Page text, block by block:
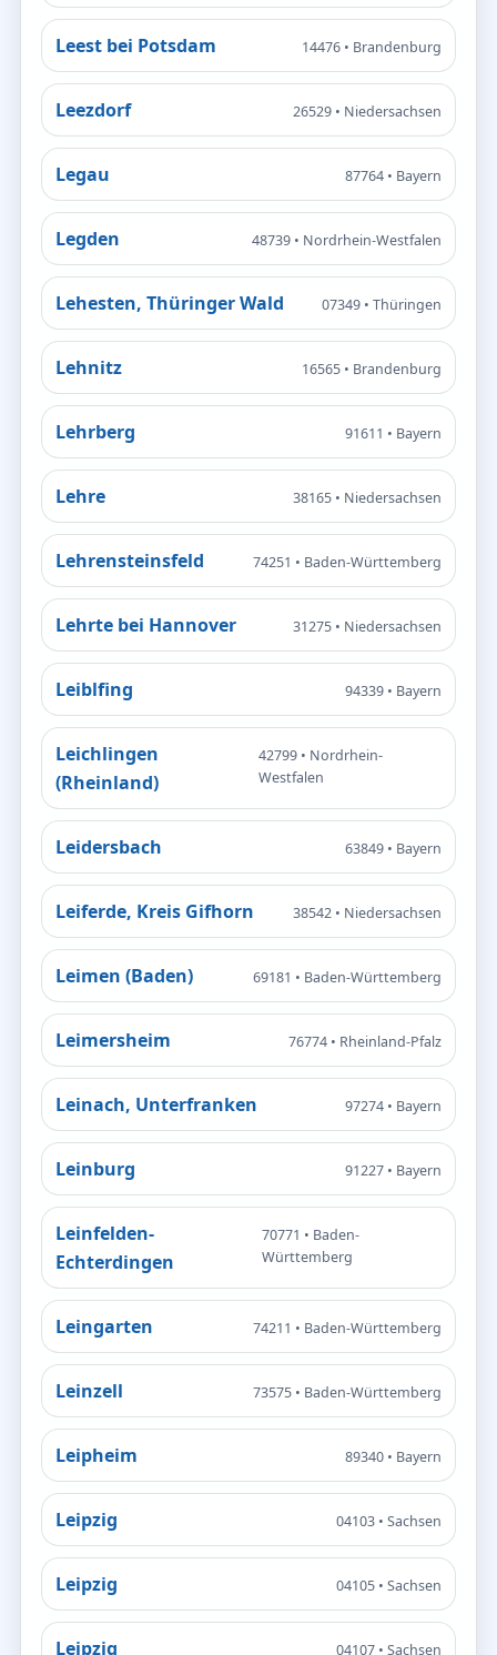
Leest bei Potsdam 14476 • Brandenburg
Leezdorf 26529 • Niedersachsen
Legau 87764 • Bayern
Legden 48739 • Nordrhein-Westfalen
Lehesten, Thüringer Wald 07349 • Thüringen
Lehnitz 16565 • Brandenburg
Lehrberg 91611 • Bayern
Lehre 38165 • Niedersachsen
Lehrensteinsfeld 74251 • Baden-Württemberg
Lehrte bei Hannover 31275 • Niedersachsen
Leiblfing 94339 • Bayern
Leichlingen
(Rheinland)
42799 • Nordrhein-
Westfalen
Leidersbach 63849 • Bayern
Leiferde, Kreis Gifhorn 38542 • Niedersachsen
Leimen (Baden) 69181 • Baden-Württemberg
Leimersheim 76774 • Rheinland-Pfalz
Leinach, Unterfranken 97274 • Bayern
Leinburg 91227 • Bayern
Leinfelden-
Echterdingen
70771 • Baden-
Württemberg
Leingarten 74211 • Baden-Württemberg
Leinzell 73575 • Baden-Württemberg
Leipheim 89340 • Bayern
Leipzig 04103 • Sachsen
Leipzig 04105 • Sachsen
Leipzig 04107 • Sachsen